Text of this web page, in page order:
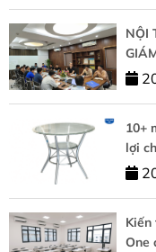
NỘI
10+
lợi
One